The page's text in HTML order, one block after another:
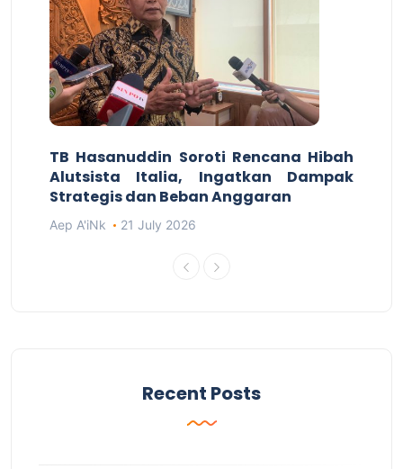
TB Hasanuddin Soroti Rencana Hibah
Alutsista Italia, Ingatkan Dampak
Strategis dan Beban Anggaran
Aep A'iNk 21 July 2026
Recent Posts